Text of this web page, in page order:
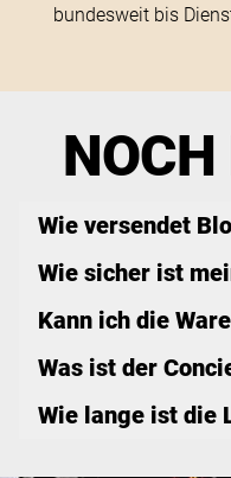
bundesweit bis
NOCH
Wie versendet
Wie sicher ist
Kann ich die
Was ist der
Wie lange ist die